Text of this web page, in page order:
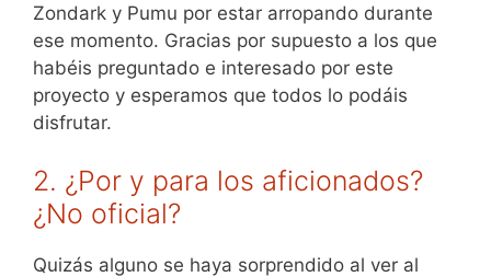
Zondark y Pumu por estar arropando durante
ese momento. Gracias por supuesto a los que
habéis preguntado e interesado por este
proyecto y esperamos que todos lo podáis
disfrutar.
2. ¿Por y para los aficionados?
¿No oficial?
Quizás alguno se haya sorprendido al ver al